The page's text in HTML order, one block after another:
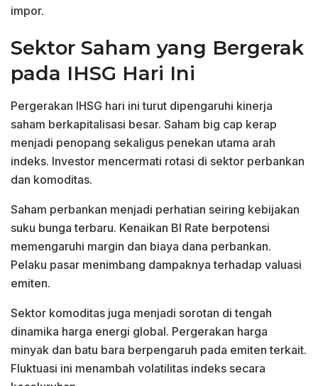
impor.
Sektor Saham yang Bergerak
pada IHSG Hari Ini
Pergerakan IHSG hari ini turut dipengaruhi kinerja
saham berkapitalisasi besar. Saham big cap kerap
menjadi penopang sekaligus penekan utama arah
indeks. Investor mencermati rotasi di sektor perbankan
dan komoditas.
Saham perbankan menjadi perhatian seiring kebijakan
suku bunga terbaru. Kenaikan BI Rate berpotensi
memengaruhi margin dan biaya dana perbankan.
Pelaku pasar menimbang dampaknya terhadap valuasi
emiten.
Sektor komoditas juga menjadi sorotan di tengah
dinamika harga energi global. Pergerakan harga
minyak dan batu bara berpengaruh pada emiten terkait.
Fluktuasi ini menambah volatilitas indeks secara